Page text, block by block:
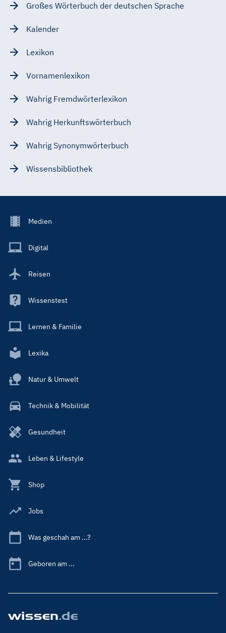
Großes Wörterbuch der deutschen Sprache
Kalender
Lexikon
Vornamenlexikon
Wahrig Fremdwörterlexikon
Wahrig Herkunftswörterbuch
Wahrig Synonymwörterbuch
Wissensbibliothek
Footer
Main
Medien
Digital
Reisen
Wissenstest
Lernen & Familie
Lexika
Natur & Umwelt
Technik & Mobilität
Gesundheit
Leben & Lifestyle
Shop
Jobs
Was geschah am ...?
Geboren am ...